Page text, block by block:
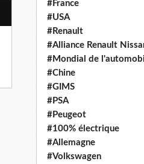
#France
#USA
#Renault
#Alliance Renault
#Mondial de
#Chine
#GIMS
#PSA
#Peugeot
#100% électrique
#Allemagne
#Volkswagen